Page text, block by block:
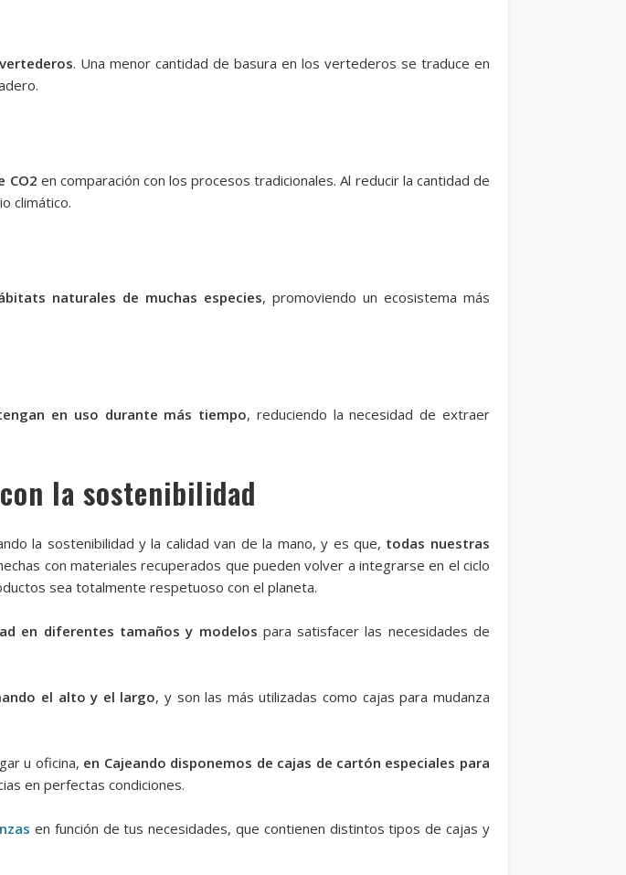
. Una menor cantidad de basura en los vertederos se traduce en
CO2 en comparación con los procesos tradicionales. Al reducir la cantidad de
climático.
naturales de muchas especies, promoviendo un ecosistema más
en uso durante más tiempo, reduciendo la necesidad de extraer
la sostenibilidad
la sostenibilidad y la calidad van de la mano, y es que, todas nuestras
con materiales recuperados que pueden volver a integrarse en el ciclo
sea totalmente respetuoso con el planeta.
en diferentes tamaños y modelos para satisfacer las necesidades de
el alto y el largo, y son las más utilizadas como cajas para mudanza
u oficina, en Cajeando disponemos de cajas de cartón especiales para
en perfectas condiciones.
en función de tus necesidades, que contienen distintos tipos de cajas y